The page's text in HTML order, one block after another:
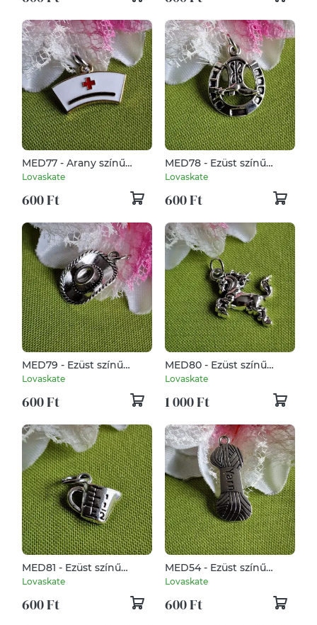
MED77 - Arany színű
egyészségügy medál
Lovaskate
600 Ft
MED78 - Ezüst színű
lovas, cowboly medál
csizma cégér
Lovaskate
600 Ft
MED79 - Ezüst színű
lovas, cowboly medál
kalap
Lovaskate
600 Ft
MED80 - Ezüst színű
lovas, cowboly medál
Lovaskate
1 000 Ft
MED81 - Ezüst színű
cukrász medál 15x13mm -
Lovaskate
600 Ft
MED54 - Ezüst színű
kötés-horgolás medál
kötőfonal
Lovaskate
600 Ft